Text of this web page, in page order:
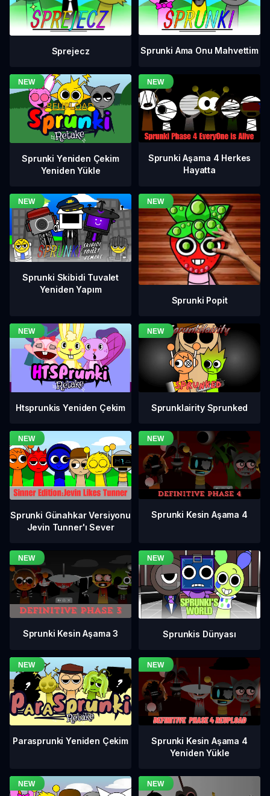
Sprejecz Sprunki Ama Onu Mahvettim
Sprunki Yeniden Çekim
Yeniden Yükle
Sprunki Aşama 4 Herkes
Hayatta
Sprunki Skibidi Tuvalet
Yeniden Yapım
Sprunki Popit
Htsprunkis Yeniden Çekim Sprunklairity Sprunked
Sprunki Günahkar Versiyonu
Jevin Tunner'ı Sever
Sprunki Kesin Aşama 4
Sprunki Kesin Aşama 3 Sprunkis Dünyası
Parasprunki Yeniden Çekim
Sprunki Kesin Aşama 4
Yeniden Yükle